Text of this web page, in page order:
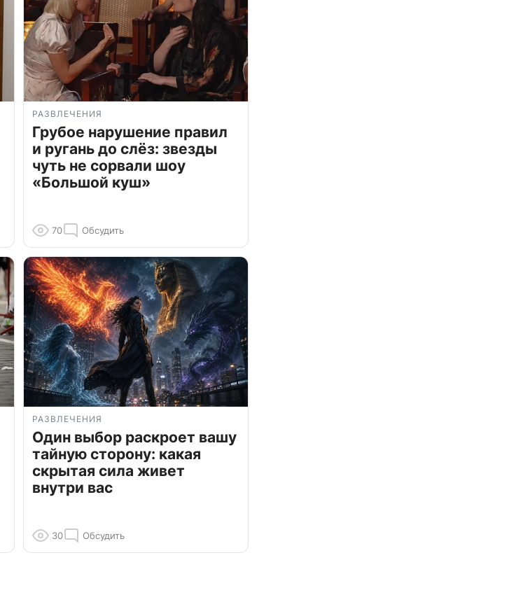
РАЗВЛЕЧЕНИЯ
Грубое нарушение правил
и ругань до слёз: звезды
чуть не сорвали шоу
«Большой куш»
70 Обсудить
РАЗВЛЕЧЕНИЯ
Один выбор раскроет вашу
тайную сторону: какая
скрытая сила живет
внутри вас
30 Обсудить